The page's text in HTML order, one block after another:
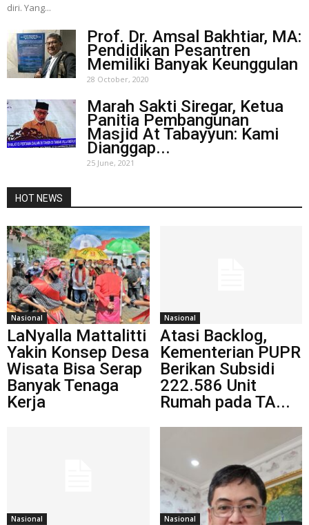
diri. Yang...
Prof. Dr. Amsal Bakhtiar, MA:
Pendidikan Pesantren
Memiliki Banyak Keunggulan
28 October, 2020
Marah Sakti Siregar, Ketua
Panitia Pembangunan
Masjid At Tabayyun: Kami
Dianggap...
25 June, 2021
HOT NEWS
Nasional
LaNyalla Mattalitti
Yakin Konsep Desa
Wisata Bisa Serap
Banyak Tenaga
Kerja
Nasional
Atasi Backlog,
Kementerian PUPR
Berikan Subsidi
222.586 Unit
Rumah pada TA...
Nasional Nasional